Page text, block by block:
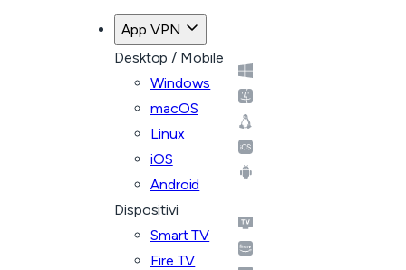
App VPN
Desktop / Mobile
Windows
macOS
Linux
iOS
Android
Dispositivi
Smart TV
Fire TV